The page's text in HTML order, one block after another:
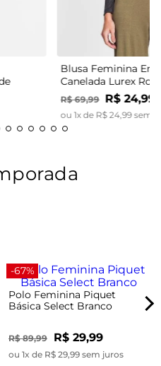
Blusa Feminina Em
Canelada Lurex
R$ 69,99 R$ 24,99
ou 1x de R$ 24,99sem
-67%
Polo Feminina Piquet
Básica Select Branco
R$ 89,99 R$ 29,99
ou 1x de R$ 29,99 sem juros